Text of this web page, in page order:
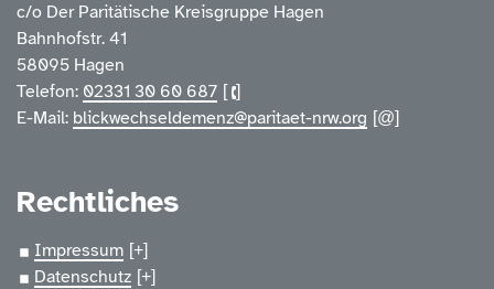
c/o Der Paritätische Kreisgruppe Hagen
Bahnhofstr. 41
58095 Hagen
Telefon: 02331 30 60 687
E-Mail: blickwechseldemenz@paritaet-nrw.org
Rechtliches
Impressum
Datenschutz